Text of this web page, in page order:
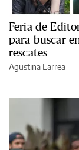
Feria de
para buscar
rescates
Agustina Larrea